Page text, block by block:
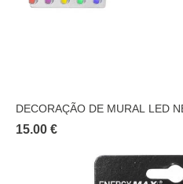
DECORAÇÃO DE MURAL LED
15.00 €